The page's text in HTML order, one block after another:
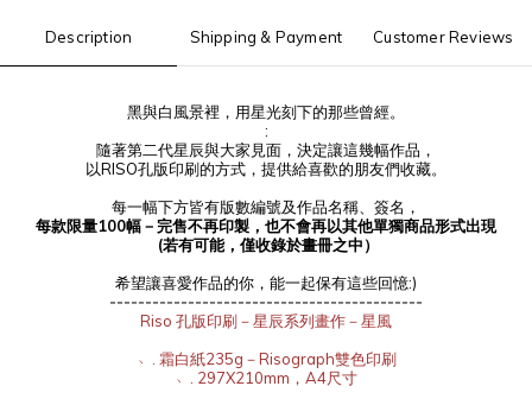
Description Shipping & Payment Customer Reviews
黑與白風景裡，用星光刻下的那些曾經。
:
隨著第二代星辰與大家見面，決定讓這幾幅作品，
以RISO孔版印刷的方式，提供給喜歡的朋友們收藏。
每一幅下方皆有版數編號及作品名稱、簽名，
每款限量100幅－完售不再印製，也不會再以其他單獨商品形式出現
(若有可能，僅收錄於畫冊之中）
希望讓喜愛作品的你，能一起保有這些回憶:)
--------------------------------------------
Riso 孔版印刷－星辰系列畫作－星風
﹆. 霜白紙235g－Risograph雙色印刷
﹆. 297X210mm，A4尺寸